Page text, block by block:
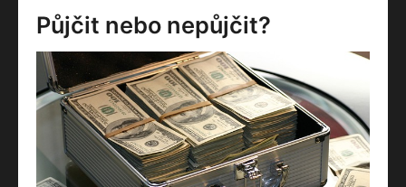
Půjčit nebo nepůjčit?